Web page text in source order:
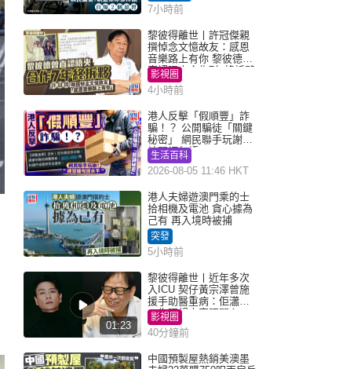
7小時前
黎彼得離世丨許冠傑親
撰悼念文憶故友：感恩
音樂路上有你 黎彼德曾
直認唔夾合作7年終拆夥
影視圈
4小時前
港人反擊「假順豐」詐
騙！？ 公開騙徒「關鍵
秘密」 網民聯手玩謝：
練習緬甸語
生活百科
2026-08-05 11:46 HKT
港人夫婦遊澳門乘的士
拾相機及電池 貪心據為
己有 再入境時被捕
突發
5小時前
01:23
黎彼得離世丨近年多次
入ICU 契仔黃宗澤曾施
援手助醫重病：佢瀟灑
一生唔想大家唔開心
影視圈
40分鐘前
中國預製屋熱銷美澳墨